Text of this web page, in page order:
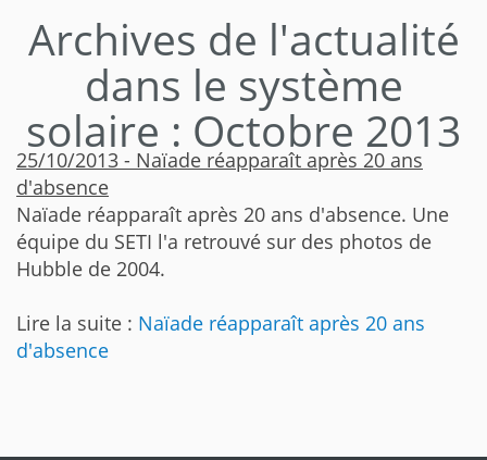
Archives de l'actualité
dans le système
solaire : Octobre 2013
25/10/2013 - Naïade réapparaît après 20 ans
d'absence
Naïade réapparaît après 20 ans d'absence. Une
équipe du SETI l'a retrouvé sur des photos de
Hubble de 2004.
Lire la suite : Naïade réapparaît après 20 ans
d'absence